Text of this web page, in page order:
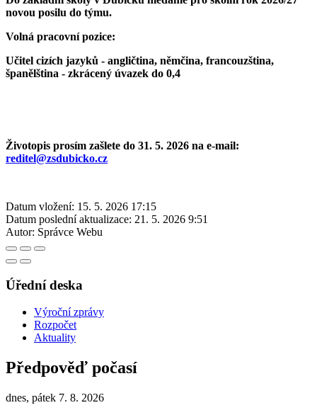
novou posilu do týmu.
Volná pracovní pozice:
Učitel cizích jazyků - angličtina, němčina, francouzština,
španělština - zkrácený úvazek do 0,4
Životopis prosím zašlete do 31. 5. 2026 na e‑mail:
reditel@zsdubicko.cz
Datum vložení: 15. 5. 2026 17:15
Datum poslední aktualizace: 21. 5. 2026 9:51
Autor: Správce Webu
Úřední deska
Výroční zprávy
Rozpočet
Aktuality
Předpověď počasí
dnes, pátek 7. 8. 2026